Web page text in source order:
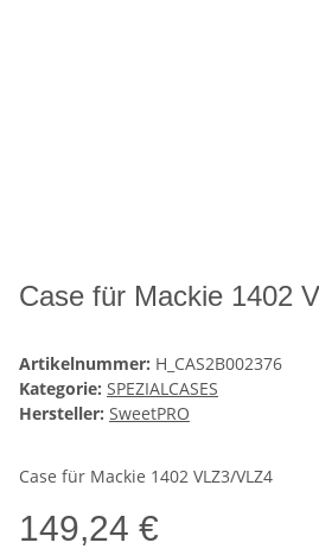
Case für Mackie 1402
Artikelnummer: H_CAS2B002376
Kategorie: SPEZIALCASES
Hersteller: SweetPRO
Case für Mackie 1402 VLZ3/VLZ4
149,24 €